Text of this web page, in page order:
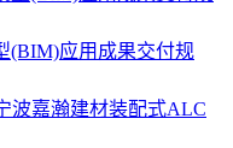
(BIM)应用成果交付规